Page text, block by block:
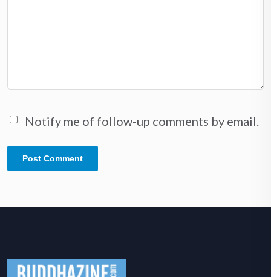
Notify me of follow-up comments by email.